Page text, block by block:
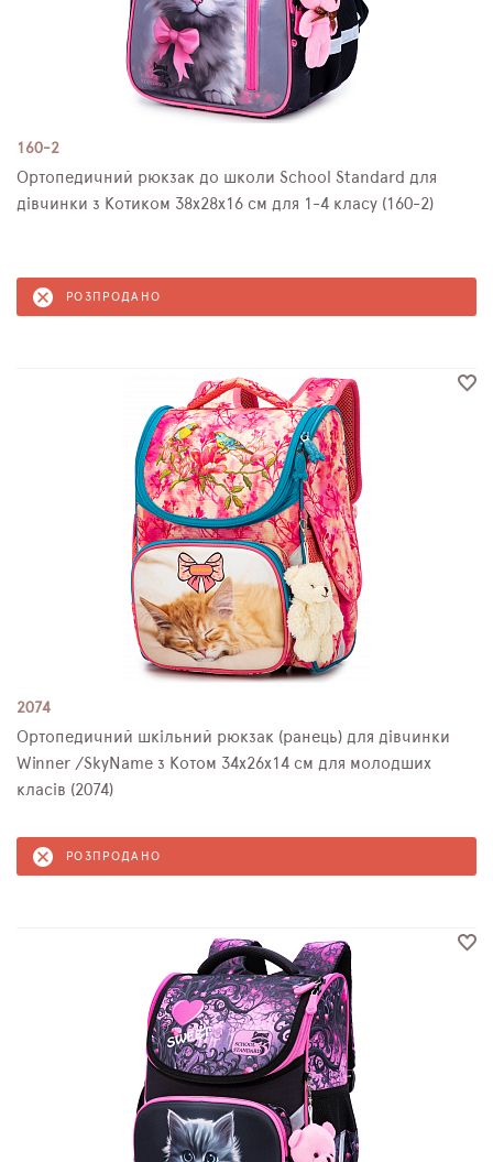
160-2
Ортопедичний рюкзак до школи School Standard для
дівчинки з Котиком 38х28х16 см для 1-4 класу (160-2)
РОЗПРОДАНО
2074
Ортопедичний шкільний рюкзак (ранець) для дівчинки
Winner /SkyName з Котом 34х26х14 см для молодших
класів (2074)
РОЗПРОДАНО